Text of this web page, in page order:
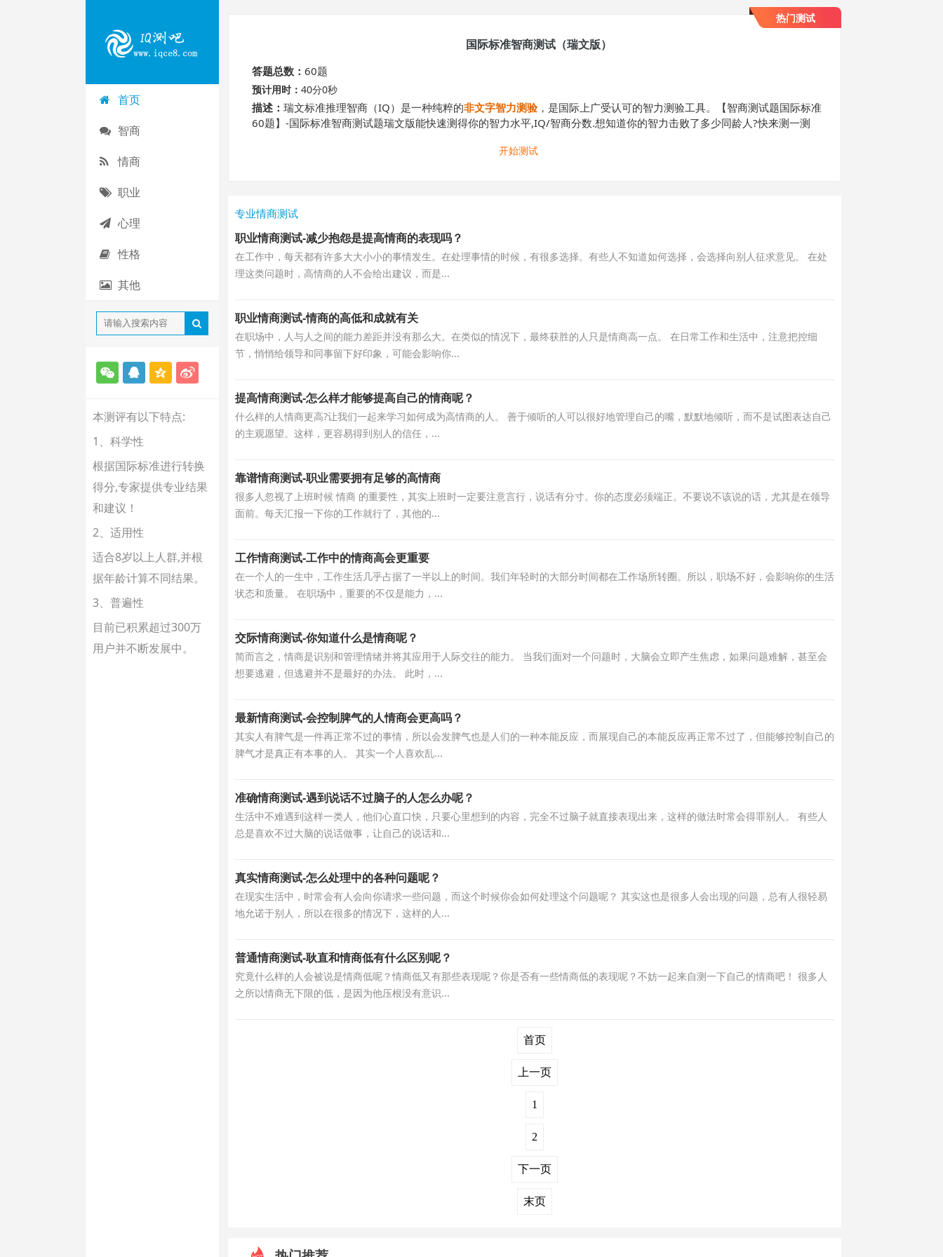
首页
智商
情商
职业
心理
性格
其他
本测评有以下特点:
1、科学性
根据国际标准进行转换
得分,专家提供专业结果
和建议！
2、适用性
适合8岁以上人群,并根
据年龄计算不同结果。
3、普遍性
目前已积累超过300万
用户并不断发展中。
国际标准智商测试（瑞文版）
答题总数： 60题
预计用时： 40分0秒
描述： 瑞文标准推理智商（IQ）是一种纯粹的非文字智力测验，是国际上广受认可的智力测验工具。【智商测试题国际标准
60题】-国际标准智商测试题瑞文版能快速测得你的智力水平,IQ/智商分数.想知道你的智力击败了多少同龄人?快来测一测
开始测试
热门测试
专业情商测试
职业情商测试-减少抱怨是提高情商的表现吗？
在工作中，每天都有许多大大小小的事情发生。在处理事情的时候，有很多选择。有些人不知道如何选择，会选择向别人征求意见。 在处
理这类问题时，高情商的人不会给出建议，而是...
职业情商测试-情商的高低和成就有关
在职场中，人与人之间的能力差距并没有那么大。在类似的情况下，最终获胜的人只是情商高一点。 在日常工作和生活中，注意把控细
节，悄悄给领导和同事留下好印象，可能会影响你...
提高情商测试-怎么样才能够提高自己的情商呢？
什么样的人情商更高?让我们一起来学习如何成为高情商的人。 善于倾听的人可以很好地管理自己的嘴，默默地倾听，而不是试图表达自己
的主观愿望。这样，更容易得到别人的信任，...
靠谱情商测试-职业需要拥有足够的高情商
很多人忽视了上班时候 情商 的重要性，其实上班时一定要注意言行，说话有分寸。你的态度必须端正。不要说不该说的话，尤其是在领导
面前。每天汇报一下你的工作就行了，其他的...
工作情商测试-工作中的情商高会更重要
在一个人的一生中，工作生活几乎占据了一半以上的时间。我们年轻时的大部分时间都在工作场所转圈。所以，职场不好，会影响你的生活
状态和质量。 在职场中，重要的不仅是能力，...
交际情商测试-你知道什么是情商呢？
简而言之，情商是识别和管理情绪并将其应用于人际交往的能力。 当我们面对一个问题时，大脑会立即产生焦虑，如果问题难解，甚至会
想要逃避，但逃避并不是最好的办法。 此时，...
最新情商测试-会控制脾气的人情商会更高吗？
其实人有脾气是一件再正常不过的事情，所以会发脾气也是人们的一种本能反应，而展现自己的本能反应再正常不过了，但能够控制自己的
脾气才是真正有本事的人。 其实一个人喜欢乱...
准确情商测试-遇到说话不过脑子的人怎么办呢？
生活中不难遇到这样一类人，他们心直口快，只要心里想到的内容，完全不过脑子就直接表现出来，这样的做法时常会得罪别人。 有些人
总是喜欢不过大脑的说话做事，让自己的说话和...
真实情商测试-怎么处理中的各种问题呢？
在现实生活中，时常会有人会向你请求一些问题，而这个时候你会如何处理这个问题呢？ 其实这也是很多人会出现的问题，总有人很轻易
地允诺于别人，所以在很多的情况下，这样的人...
普通情商测试-耿直和情商低有什么区别呢？
究竟什么样的人会被说是情商低呢？情商低又有那些表现呢？你是否有一些情商低的表现呢？不妨一起来自测一下自己的情商吧！ 很多人
之所以情商无下限的低，是因为他压根没有意识...
首页
上一页
1
2
下一页
末页